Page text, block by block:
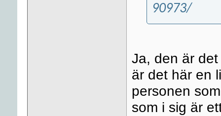
90973/
Ja, den är
är det här en
personen
som i sig är